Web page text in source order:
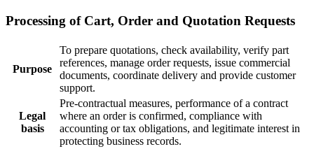
Processing of Cart, Order and Quotation Requests
Purpose
To prepare quotations, check availability, verify part
references, manage order requests, issue commercial
documents, coordinate delivery and provide customer
support.
Legal
basis
Pre-contractual measures, performance of a contract
where an order is confirmed, compliance with
accounting or tax obligations, and legitimate interest in
protecting business records.